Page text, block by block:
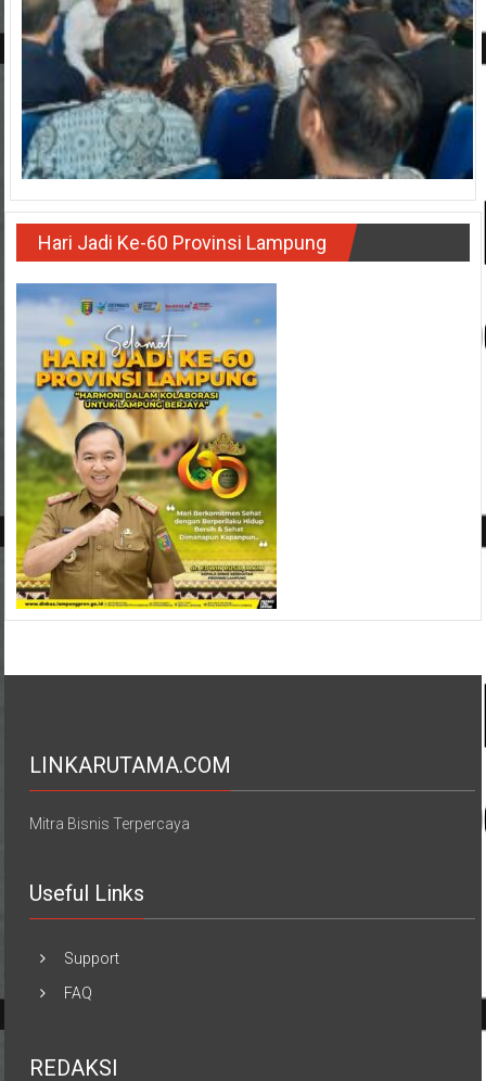
Hari Jadi Ke-60 Provinsi Lampung
LINKARUTAMA.COM
Mitra Bisnis Terpercaya
Useful Links
Support
FAQ
REDAKSI